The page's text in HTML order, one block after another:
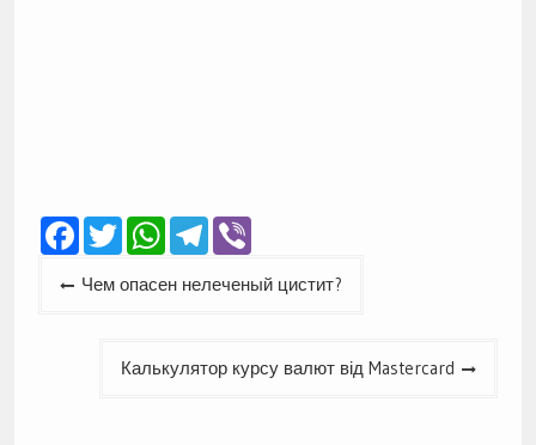
Facebook
TwitterWhatsApp
Telegram
Viber
Навігація
Чем опасен нелеченый цистит?
Калькулятор курсу валют від Mastercard